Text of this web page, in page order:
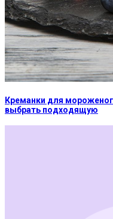
Креманки для
выбрать подходящую